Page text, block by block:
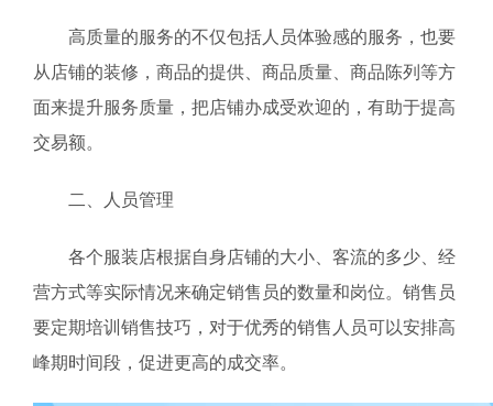
高质量的服务的不仅包括人员体验感的服务，也要
从店铺的装修，商品的提供、商品质量、商品陈列等方
面来提升服务质量，把店铺办成受欢迎的，有助于提高
交易额。
二、人员管理
各个服装店根据自身店铺的大小、客流的多少、经
营方式等实际情况来确定销售员的数量和岗位。销售员
要定期培训销售技巧，对于优秀的销售人员可以安排高
峰期时间段，促进更高的成交率。